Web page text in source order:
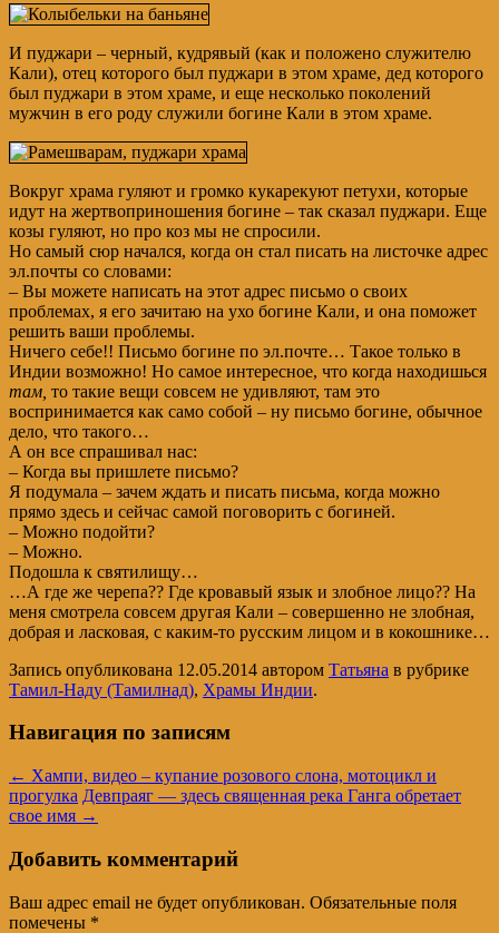
И пуджари – черный, кудрявый (как и положено служителю
Кали), отец которого был пуджари в этом храме, дед которого
был пуджари в этом храме, и еще несколько поколений
мужчин в его роду служили богине Кали в этом храме.
Вокруг храма гуляют и громко кукарекуют петухи, которые
идут на жертвоприношения богине – так сказал пуджари. Еще
козы гуляют, но про коз мы не спросили.
Но самый сюр начался, когда он стал писать на листочке адрес
эл.почты со словами:
– Вы можете написать на этот адрес письмо о своих
проблемах, я его зачитаю на ухо богине Кали, и она поможет
решить ваши проблемы.
Ничего себе!! Письмо богине по эл.почте… Такое только в
Индии возможно! Но самое интересное, что когда находишься
там, то такие вещи совсем не удивляют, там это
воспринимается как само собой – ну письмо богине, обычное
дело, что такого…
А он все спрашивал нас:
– Когда вы пришлете письмо?
Я подумала – зачем ждать и писать письма, когда можно
прямо здесь и сейчас самой поговорить с богиней.
– Можно подойти?
– Можно.
Подошла к святилищу…
…А где же черепа?? Где кровавый язык и злобное лицо?? На
меня смотрела совсем другая Кали – совершенно не злобная,
добрая и ласковая, с каким-то русским лицом и в кокошнике…
Запись опубликована 12.05.2014 автором Татьяна в рубрике
Тамил-Наду (Тамилнад), Храмы Индии.
Навигация по записям
← Хампи, видео – купание розового слона, мотоцикл и
прогулка Девпраяг — здесь священная река Ганга обретает
свое имя →
Добавить комментарий
Ваш адрес email не будет опубликован. Обязательные поля
помечены *